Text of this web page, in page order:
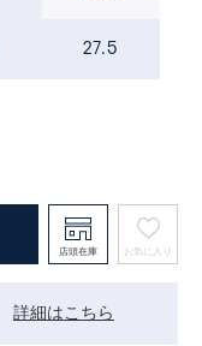
27.5
店頭在庫 お気に入り
詳細はこちら